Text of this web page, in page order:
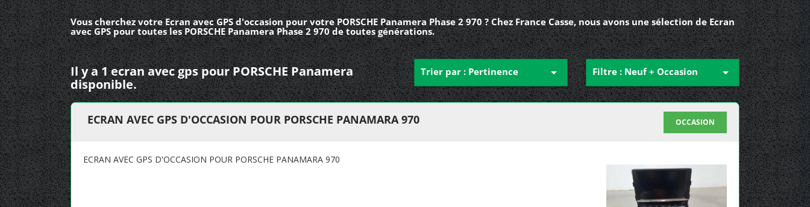
Vous cherchez votre Ecran avec GPS d'occasion pour votre PORSCHE Panamera Phase 2 970 ? Chez France Casse, nous avons une sélection de Ecran
avec GPS pour toutes les PORSCHE Panamera Phase 2 970 de toutes générations.
Il y a 1 ecran avec gps pour PORSCHE Panamera
disponible.
Trier par : Pertinence  Filtre : Neuf + Occasion 
ECRAN AVEC GPS D'OCCASION POUR PORSCHE PANAMARA 970 OCCASION
ECRAN AVEC GPS D'OCCASION POUR PORSCHE PANAMARA 970